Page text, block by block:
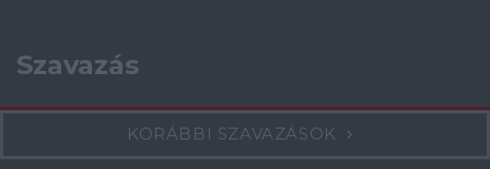
Szavazás
KORÁBBI SZAVAZÁSOK